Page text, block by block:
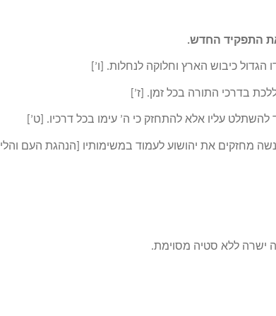
התפקיד החדש.
כיבוש הארץ וחלוקה לנחלות. [ו’]
בדרכי התורה בכל זמן. [ז’]
עליו אלא להתחזק כי ה’ עימו בכל דרכיו. [ט’]
מחזקים את יהושוע לעמוד במשימותיו [הנהגת העם
ישרה ללא סטיה מסוימת.